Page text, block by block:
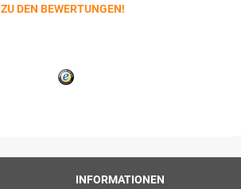
ZU DEN BEWERTUNGEN!
INFORMATIONEN